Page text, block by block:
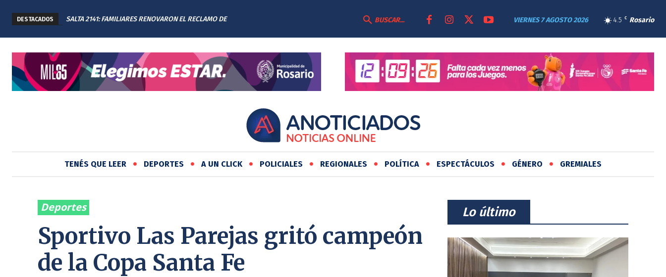
DESTACADOS
SALTA 2141: FAMILIARES RENOVARON EL RECLAMO DE
4.5 C Rosario
VIERNES 7 AGOSTO 2026
BUSCAR...
TENÉS QUE LEER DEPORTES A UN CLICK POLICIALES REGIONALES POLÍTICA ESPECTÁCULOS GÉNERO GREMIALES
Deportes
Sportivo Las Parejas gritó campeón
de la Copa Santa Fe
⠀Lo último⠀